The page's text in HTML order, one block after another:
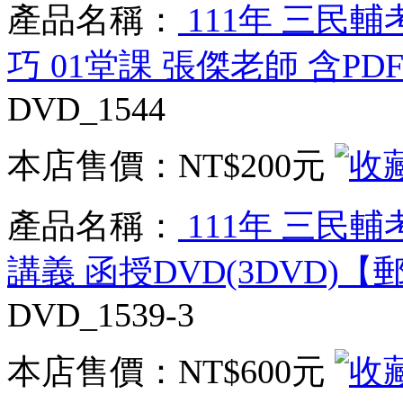
產品名稱：
111年 三民輔
巧 01堂課 張傑老師 含
DVD_1544
本店售價： NT$200元
產品名稱：
111年 三民輔
講義 函授DVD(3DVD)【
DVD_1539-3
本店售價： NT$600元